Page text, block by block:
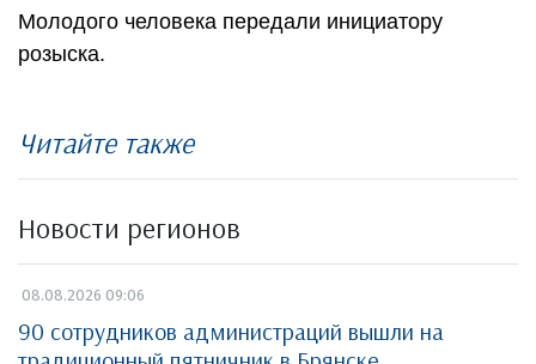
Молодого человека передали инициатору
розыска.
Читайте также
Новости регионов
08.08.2026 09:06
90 сотрудников администраций вышли на